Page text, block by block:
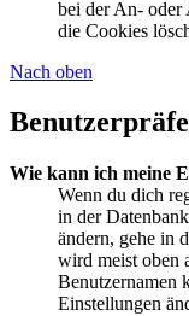
bei der An- oder
die Cookies
Nach oben
Wie kann ich meine
Wenn du dich
in der
ändern, gehe in
wird meist oben
Benutzernamen
Einstellungen